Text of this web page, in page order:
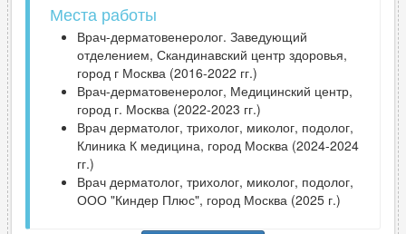
Места работы
Врач-дерматовенеролог. Заведующий
отделением, Скандинавский центр здоровья,
город г Москва (2016-2022 гг.)
Врач-дерматовенеролог, Медицинский центр,
город г. Москва (2022-2023 гг.)
Врач дерматолог, трихолог, миколог, подолог,
Клиника К медицина, город Москва (2024-2024
гг.)
Врач дерматолог, трихолог, миколог, подолог,
ООО "Киндер Плюс", город Москва (2025 г.)